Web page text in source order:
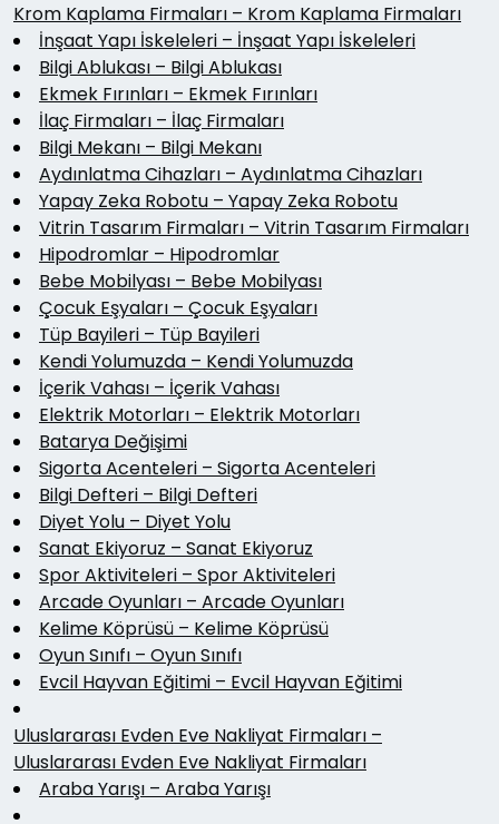
Krom Kaplama Firmaları – Krom Kaplama Firmaları
İnşaat Yapı İskeleleri – İnşaat Yapı İskeleleri
Bilgi Ablukası – Bilgi Ablukası
Ekmek Fırınları – Ekmek Fırınları
İlaç Firmaları – İlaç Firmaları
Bilgi Mekanı – Bilgi Mekanı
Aydınlatma Cihazları – Aydınlatma Cihazları
Yapay Zeka Robotu – Yapay Zeka Robotu
Vitrin Tasarım Firmaları – Vitrin Tasarım Firmaları
Hipodromlar – Hipodromlar
Bebe Mobilyası – Bebe Mobilyası
Çocuk Eşyaları – Çocuk Eşyaları
Tüp Bayileri – Tüp Bayileri
Kendi Yolumuzda – Kendi Yolumuzda
İçerik Vahası – İçerik Vahası
Elektrik Motorları – Elektrik Motorları
Batarya Değişimi
Sigorta Acenteleri – Sigorta Acenteleri
Bilgi Defteri – Bilgi Defteri
Diyet Yolu – Diyet Yolu
Sanat Ekiyoruz – Sanat Ekiyoruz
Spor Aktiviteleri – Spor Aktiviteleri
Arcade Oyunları – Arcade Oyunları
Kelime Köprüsü – Kelime Köprüsü
Oyun Sınıfı – Oyun Sınıfı
Evcil Hayvan Eğitimi – Evcil Hayvan Eğitimi
Uluslararası Evden Eve Nakliyat Firmaları –
Uluslararası Evden Eve Nakliyat Firmaları
Araba Yarışı – Araba Yarışı